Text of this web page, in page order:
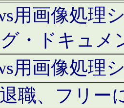
用画像処理
・ドキュメ
用画像処理
職、フリー